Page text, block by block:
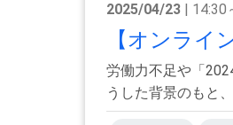
2025/04/23 | 14:30
【オンライ
労働力不足や「
うした背景のもと